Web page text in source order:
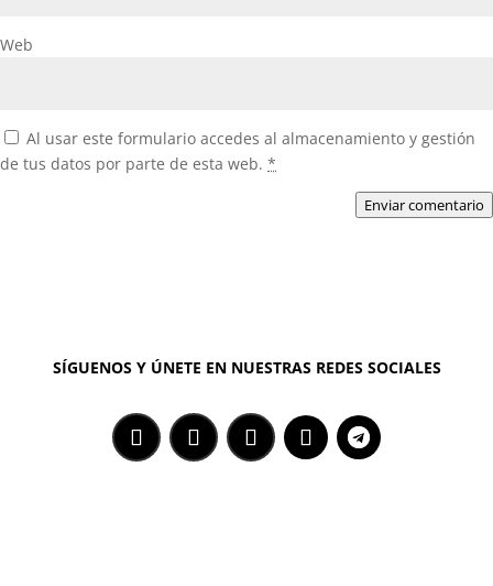
Web
Al usar este formulario accedes al almacenamiento y gestión
de tus datos por parte de esta web. *
Enviar comentario
SÍGUENOS Y ÚNETE EN NUESTRAS REDES SOCIALES